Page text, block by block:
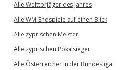
Alle Welttorjäger des Jahres
Alle WM-Endspiele auf einen Blick
Alle zyprischen Meister
Alle zyprischen Pokalsieger
Alle Österreicher in der Bundesliga